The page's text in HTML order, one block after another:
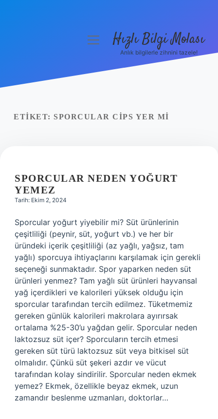
Yasal Uyarı
menüyüHızlı Bilgi Molası
Anlık bilgilerle zihnini tazele!
ETIKET: SPORCULAR CIPS YER MI
SPORCULAR NEDEN YOĞURT
YEMEZ
Tarih: Ekim 2, 2024
Sporcular yoğurt yiyebilir mi? Süt ürünlerinin
çeşitliliği (peynir, süt, yoğurt vb.) ve her bir
üründeki içerik çeşitliliği (az yağlı, yağsız, tam
yağlı) sporcuya ihtiyaçlarını karşılamak için gerekli
seçeneği sunmaktadır. Spor yaparken neden süt
ürünleri yenmez? Tam yağlı süt ürünleri hayvansal
yağ içerdikleri ve kalorileri yüksek olduğu için
sporcular tarafından tercih edilmez. Tüketmemiz
gereken günlük kalorileri makrolara ayırırsak
ortalama %25-30’u yağdan gelir. Sporcular neden
laktozsuz süt içer? Sporcuların tercih etmesi
gereken süt türü laktozsuz süt veya bitkisel süt
olmalıdır. Çünkü süt şekeri azdır ve vücut
tarafından kolay sindirilir. Sporcular neden ekmek
yemez? Ekmek, özellikle beyaz ekmek, uzun
zamandır beslenme uzmanları, doktorlar…